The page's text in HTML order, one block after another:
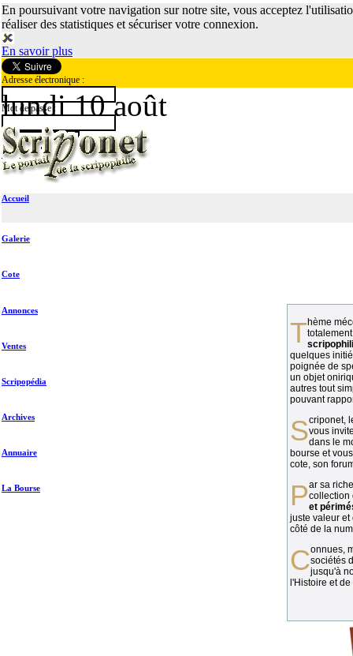
En poursuivant votre navigation sur notre site, vous acceptez
réaliser des statistiques et sécuriser votre connexion.
En savoir plus
Adresse électronique :
Mot de passe :
lundi 10 août
Accueil
Galerie
Cote
Annonces
Ventes
Scripopédia
Archives
Annuaire
La Bourse
Thème méconnu des collectionneurs et
quelques
poignée de
un objet
autres tout
pouvant
vous
dans le
bourse et
cote, son
Par sa richesse et sa diversité, lacollection
et
juste valeur et
côté de la
Connues, méconnues, ou inconnues, lessociétés
jusqu'à
l'Histoire et